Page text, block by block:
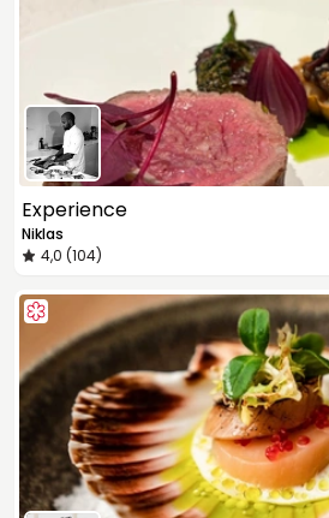
Experience
Niklas
4,0 (104)